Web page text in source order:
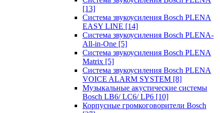
[13]
Система звукоусиления Bosch PLENA
EASY LINE [14]
Система звукоусиления Bosch PLENA-
All-in-One [5]
Система звукоусиления Bosch PLENA
Matrix [5]
Система звукоусиления Bosch PLENA
VOICE ALARM SYSTEM [8]
Музыкальные акустические системы
Bosch LB6/ LC6/ LP6 [10]
Корпусные громкоговорители Bosch